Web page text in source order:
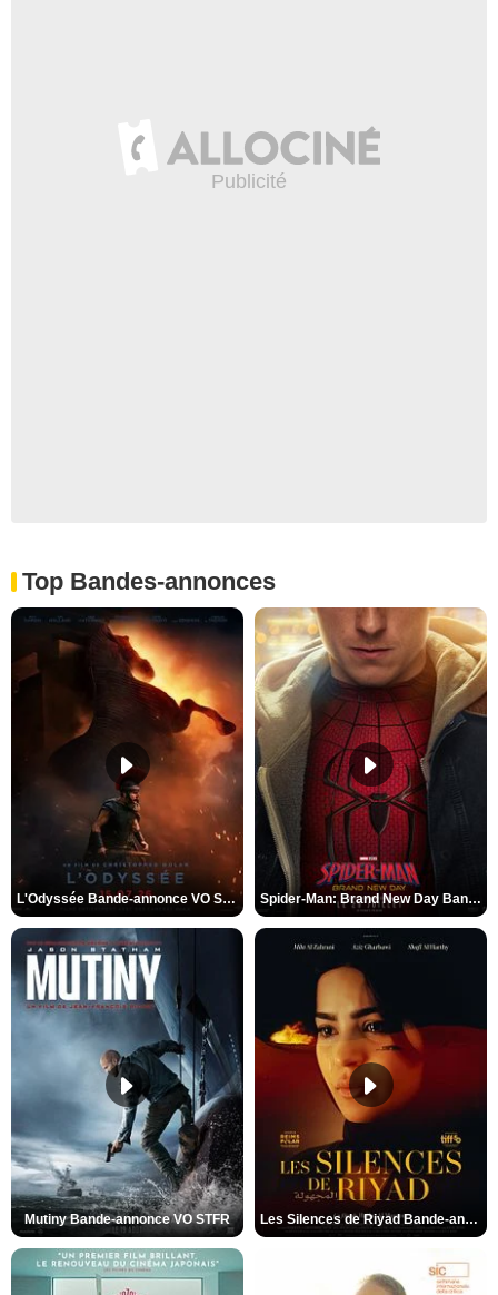
Top Bandes-annonces
L'Odyssée Bande-annonce VO STFR Spider-Man: Brand New Day Bande-annonce VO STFR
Mutiny Bande-annonce VO STFR Les Silences de Riyad Bande-annonce VO STFR